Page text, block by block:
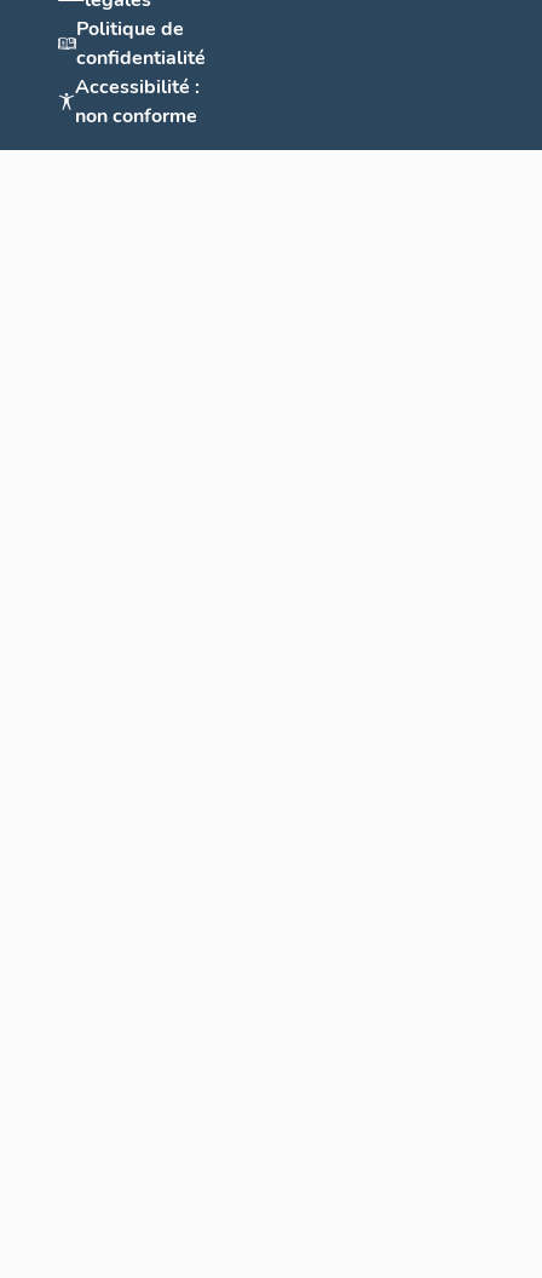
Politique de
confidentialité
Accessibilité :
non conforme